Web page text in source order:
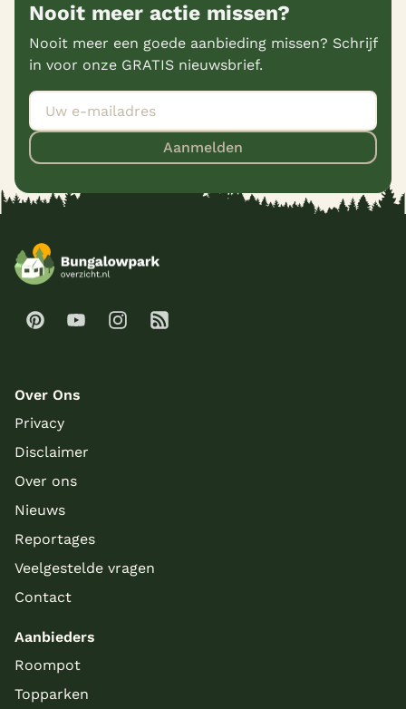
Nooit meer actie missen?
Nooit meer een goede aanbieding missen? Schrijf
in voor onze GRATIS nieuwsbrief.
Aanmelden
Over Ons
Privacy
Disclaimer
Over ons
Nieuws
Reportages
Veelgestelde vragen
Contact
Aanbieders
Roompot
Topparken